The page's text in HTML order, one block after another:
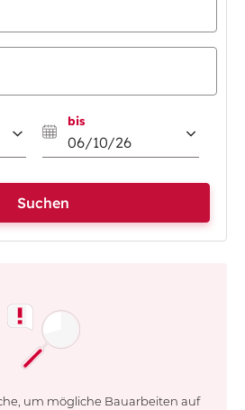
bis
06/10/26
Suchen
um mögliche Bauarbeiten auf